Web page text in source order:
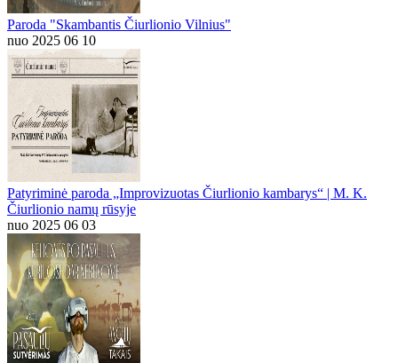
Paroda "Skambantis Čiurlionio Vilnius"
nuo 2025 06 10
Patyriminė paroda „Improvizuotas Čiurlionio kambarys“ | M. K.
Čiurlionio namų rūsyje
nuo 2025 06 03